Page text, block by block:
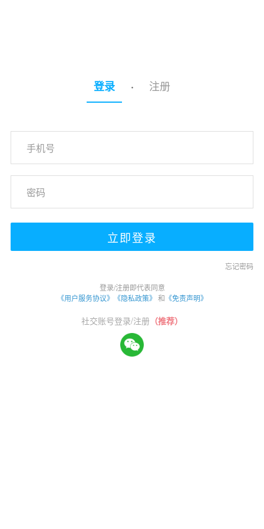
登录 · 注册
忘记密码
登录/注册即代表同意
《用户服务协议》
《隐私政策》 和 《免责声明》
社交账号登录/注册 （推荐）